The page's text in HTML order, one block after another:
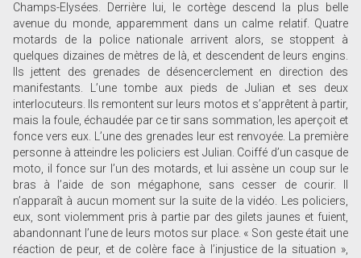
Champs-Elysées. Derrière lui, le cortège descend la plus belle
avenue du monde, apparemment dans un calme relatif. Quatre
motards de la police nationale arrivent alors, se stoppent à
quelques dizaines de mètres de là, et descendent de leurs engins.
Ils jettent des grenades de désencerclement en direction des
manifestants. L’une tombe aux pieds de Julian et ses deux
interlocuteurs. Ils remontent sur leurs motos et s’apprêtent à partir,
mais la foule, échaudée par ce tir sans sommation, les aperçoit et
fonce vers eux. L’une des grenades leur est renvoyée. La première
personne à atteindre les policiers est Julian. Coiffé d’un casque de
moto, il fonce sur l’un des motards, et lui assène un coup sur le
bras à l’aide de son mégaphone, sans cesser de courir. Il
n’apparaît à aucun moment sur la suite de la vidéo. Les policiers,
eux, sont violemment pris à partie par des gilets jaunes et fuient,
abandonnant l’une de leurs motos sur place. « Son geste était une
réaction de peur, et de colère face à l’injustice de la situation »,